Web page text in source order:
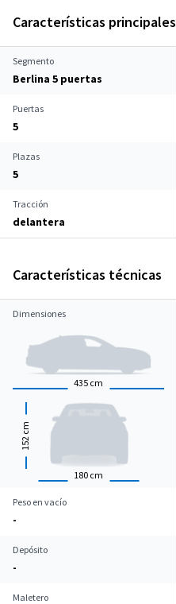
Características principales
Segmento
Berlina 5 puertas
Puertas
5
Plazas
5
Tracción
delantera
Características técnicas
Dimensiones
435 cm
180 cm
152
cm
Peso en vacío
-
Depósito
-
Maletero